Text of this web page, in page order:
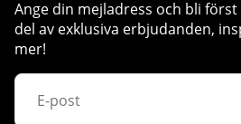
Ange din mejladress och bli
del av exklusiva erbjudanden,
mer!